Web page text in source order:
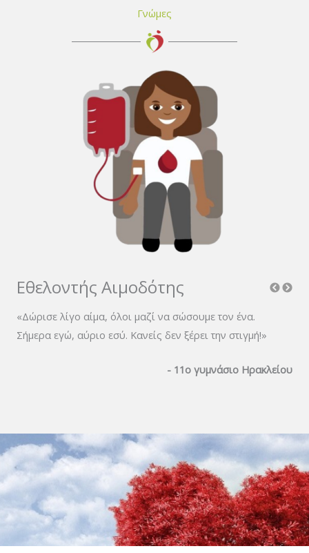
Γνώμες
Εθελοντής Αιμοδότης
«Δώρισε λίγο αίμα, όλοι μαζί να σώσουμε τον ένα.
Σήμερα εγώ, αύριο εσύ. Κανείς δεν ξέρει την στιγμή!»
- 11ο γυμνάσιο Ηρακλείου